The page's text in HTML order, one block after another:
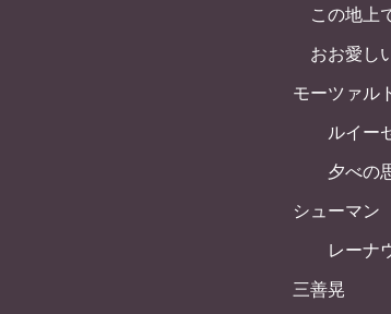
この地上
おお愛しい
モーツァル
ルイーゼ
夕べの
シューマン
レーナウ
三善晃